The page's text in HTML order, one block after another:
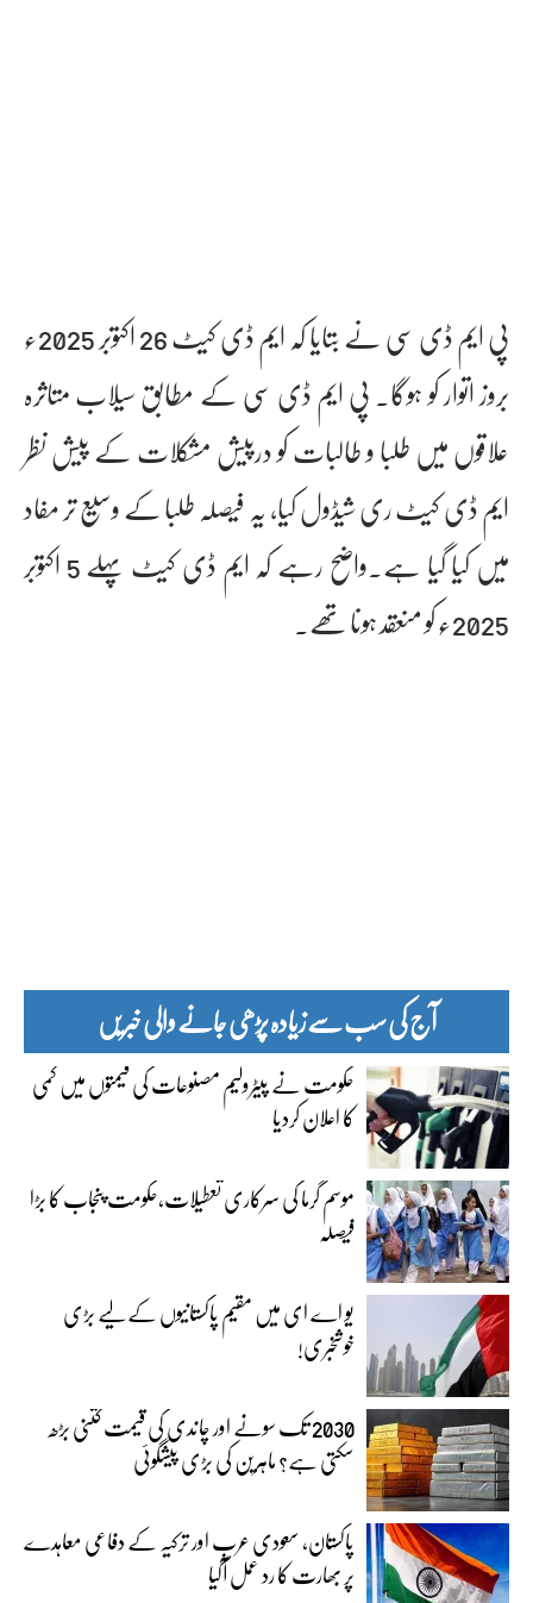
پی ایم ڈی سی نے بتایا کہ ایم ڈی کیٹ 26 اکتوبر 2025ء
بروز اتوار کو ہوگا۔ پی ایم ڈی سی کے مطابق سیلاب متاثرہ
علاقوں میں طلبا و طالبات کو درپیش مشکلات کے پیش نظر
ایم ڈی کیٹ ری شیڈول کیا، یہ فیصلہ طلبا کے وسیع تر مفاد
میں کیا گیا ہے۔واضح رہے کہ ایم ڈی کیٹ پہلے 5 اکتوبر
2025ء کو منعقد ہونا تھے۔
آج کی سب سے زیادہ پڑھی جانے والی خبریں
حکومت نے پیٹرولیم مصنوعات کی قیمتوں میں کمی
کا اعلان کردیا
موسم گرما کی سرکاری تعطیلات،حکومت پنجاب کا بڑا
فیصلہ
یو اے ای میں مقیم پاکستانیوں کے لیے بڑی
خوشخبری!
2030 تک سونے اور چاندی کی قیمت کتنی بڑھ
سکتی ہے؟ ماہرین کی بڑی پیشگوئی
پاکستان، سعودی عرب اور ترکیہ کے دفاعی معاہدے
پر بھارت کا رد عمل آگیا